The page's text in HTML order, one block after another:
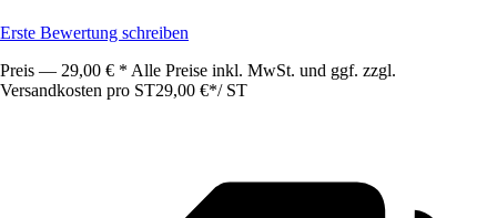
Erste Bewertung schreiben
Preis — 29,00 € * Alle Preise inkl. MwSt. und ggf. zzgl.
Versandkosten pro ST29,00 €*/ ST